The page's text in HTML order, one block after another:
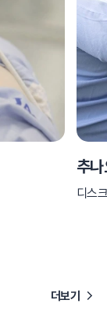
추
디스
더보기